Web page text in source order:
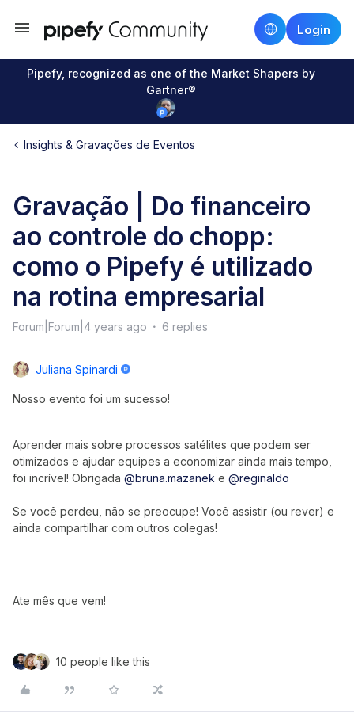
Login
Pipefy, recognized as one of the Market Shapers by
Gartner®
Insights & Gravações de Eventos
Gravação | Do financeiro
ao controle do chopp:
como o Pipefy é utilizado
na rotina empresarial
Forum|Forum|4 years ago 6 replies
Juliana Spinardi
Nosso evento foi um sucesso!
Aprender mais sobre processos satélites que podem ser
otimizados e ajudar equipes a economizar ainda mais tempo,
foi incrível! Obrigada @bruna.mazanek e @reginaldo
Se você perdeu, não se preocupe! Você assistir (ou rever) e
ainda compartilhar com outros colegas!
Ate mês que vem!
10 people like this